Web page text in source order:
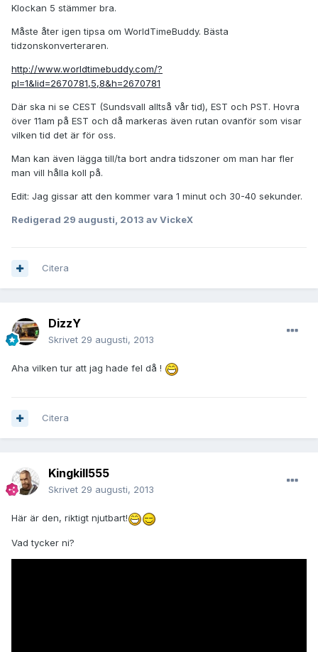
Klockan 5 stämmer bra.
Måste åter igen tipsa om WorldTimeBuddy. Bästa
tidzonskonverteraren.
http://www.worldtimebuddy.com/?
pl=1&lid=2670781,5,8&h=2670781
Där ska ni se CEST (Sundsvall alltså vår tid), EST och PST. Hovra
över 11am på EST och då markeras även rutan ovanför som visar
vilken tid det är för oss.
Man kan även lägga till/ta bort andra tidszoner om man har fler
man vill hålla koll på.
Edit: Jag gissar att den kommer vara 1 minut och 30-40 sekunder.
Redigerad 29 augusti, 2013 av VickeX
Citera
DizzY
Skrivet 29 augusti, 2013
Aha vilken tur att jag hade fel då !
Citera
Kingkill555
Skrivet 29 augusti, 2013
Här är den, riktigt njutbart!
Vad tycker ni?